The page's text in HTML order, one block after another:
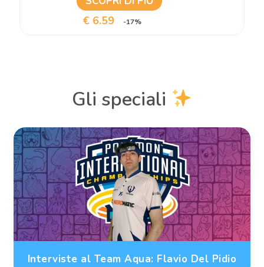
€ 6.59 -17%
Gli speciali
Interviste al Team Aqua: Flavio Del Pidio